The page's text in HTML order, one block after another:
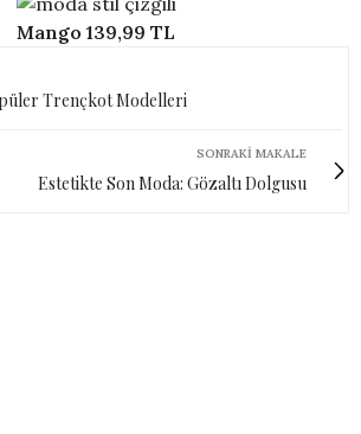
Mango 139,99 TL
Trençkot Modelleri
SONRAKI MAKALE
Estetikte Son Moda: Gözaltı Dolgusu